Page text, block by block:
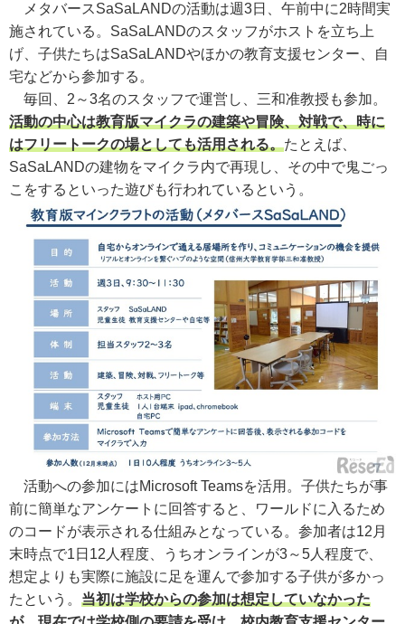
メタバースSaSaLANDの活動は週3日、午前中に2時間実
施されている。SaSaLANDのスタッフがホストを立ち上
げ、子供たちはSaSaLANDやほかの教育支援センター、自
宅などから参加する。
毎回、2～3名のスタッフで運営し、三和准教授も参加。
活動の中心は教育版マイクラの建築や冒険、対戦で、時に
はフリートークの場としても活用される。たとえば、
SaSaLANDの建物をマイクラ内で再現し、その中で鬼ごっ
こをするといった遊びも行われているという。
活動への参加にはMicrosoft Teamsを活用。子供たちが事
前に簡単なアンケートに回答すると、ワールドに入るため
のコードが表示される仕組みとなっている。参加者は12月
末時点で1日12人程度、うちオンラインが3～5人程度で、
想定よりも実際に施設に足を運んで参加する子供が多かっ
たという。 当初は学校からの参加は想定していなかった